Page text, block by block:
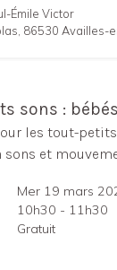
Émile Victor
86530 Availles-en-
sons :
les tout-
et
Mer 19 mars
10h30 - 11h30
Gratuit